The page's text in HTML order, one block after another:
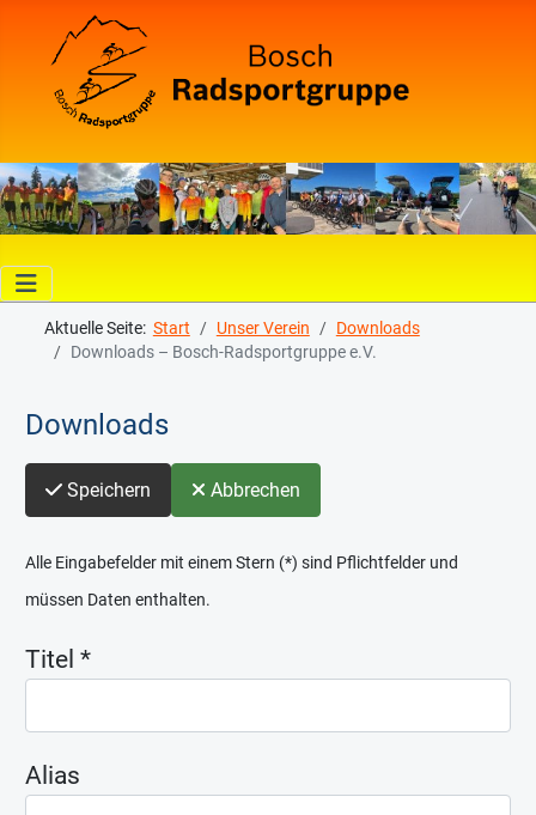
Aktuelle Seite: Start Unser Verein
Downloads
Downloads – Bosch-Radsportgruppe e.V.
Downloads
Speichern Abbrechen
Alle Eingabefelder mit einem Stern (*) sind Pflichtfelder und
müssen Daten enthalten.
Titel *
Alias